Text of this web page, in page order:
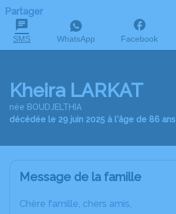
Partager
SMS WhatsApp Facebook
Kheira LARKAT
née BOUDJELTHIA
décédée le 29 juin 2025 à l'âge de 86 ans
Message de la famille
Chère famille, chers amis,